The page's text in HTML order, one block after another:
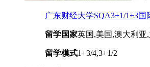
广东财经大学SQA3+1/1+3国
留学国家英国,美国,澳大利亚
留学模式1+3/4,3+1/2